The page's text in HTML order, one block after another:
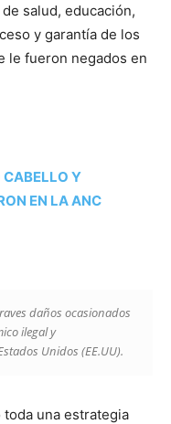
salud, educación,
y garantía de los
le fueron negados en
CABELLO Y
EN LA ANC
daños ocasionados
ilegal y
Unidos (EE.UU).
una estrategia